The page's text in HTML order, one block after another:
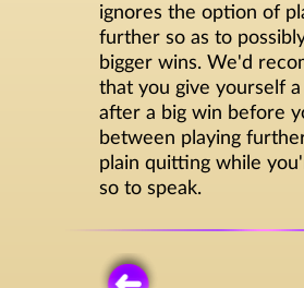
ignores the option of
further so as to
bigger wins. We'd
that you give yourself
after a big win before
between playing
plain quitting while
so to speak.